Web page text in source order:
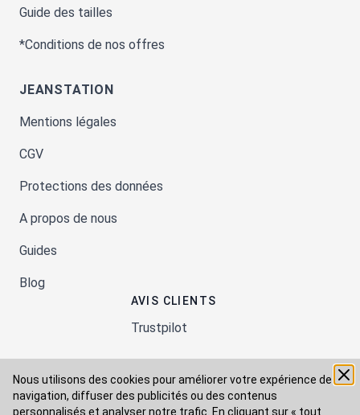
Nous utilisons des cookies pour améliorer votre expérience de
navigation, diffuser des publicités ou des contenus
personnalisés et analyser notre trafic. En cliquant sur « tout
Guide des tailles
*Conditions de nos offres
JEANSTATION
Mentions légales
CGV
Protections des données
A propos de nous
Guides
Blog
AVIS CLIENTS
Trustpilot
Moyens de paiement